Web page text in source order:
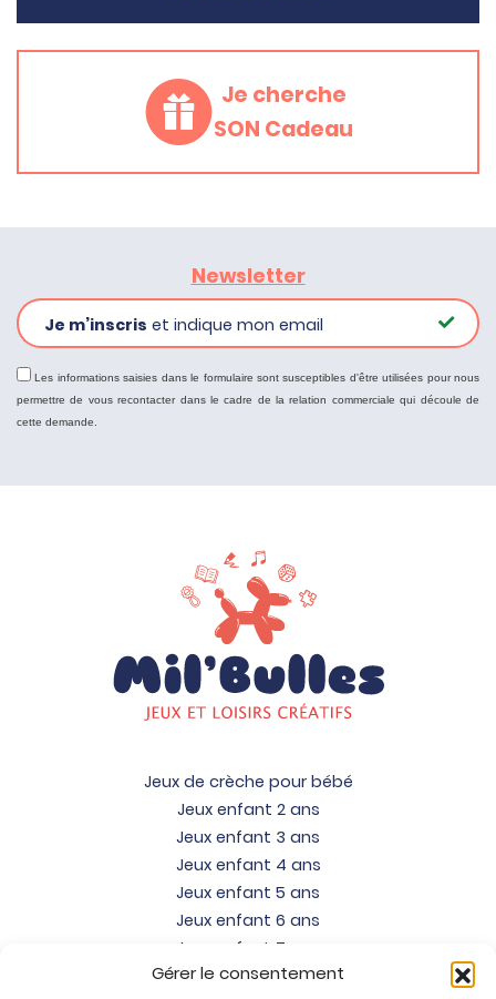
Gérer le consentement
Je cherche
SON Cadeau
Newsletter
Je m’inscris et indique mon email
Les informations saisies dans le formulaire sont susceptibles d'être utilisées pour nous
permettre de vous recontacter dans le cadre de la relation commerciale qui découle de
cette demande.
Jeux de crèche pour bébé
Jeux enfant 2 ans
Jeux enfant 3 ans
Jeux enfant 4 ans
Jeux enfant 5 ans
Jeux enfant 6 ans
Jeux enfant 7 ans
Jeux enfant 8 ans